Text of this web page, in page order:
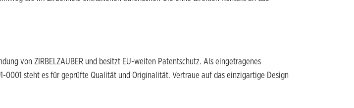
von ZIRBELZAUBER und besitzt EU-weiten Patentschutz. Als eingetragenes
steht es für geprüfte Qualität und Originalität. Vertraue auf das einzigartige Design